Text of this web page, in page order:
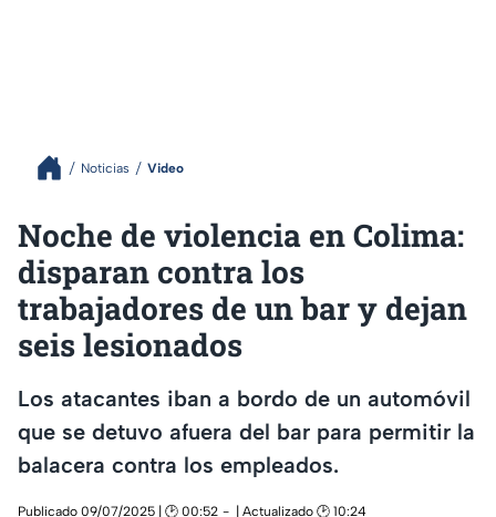
Noticias Video
Noche de violencia en Colima:
disparan contra los
trabajadores de un bar y dejan
seis lesionados
Los atacantes iban a bordo de un automóvil
que se detuvo afuera del bar para permitir la
balacera contra los empleados.
Publicado 09/07/2025 | 🕑 00:52
| Actualizado 🕑 10:24